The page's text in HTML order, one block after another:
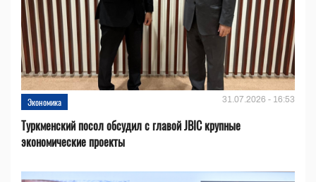
Экономика 31.07.2026 - 16:53
Туркменский посол обсудил с главой JBIC крупные
экономические проекты